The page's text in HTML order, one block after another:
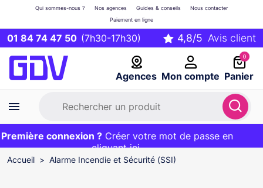
01 84 74 47 50 (7h30-17h30)
Agences Mon compte
Qui sommes-nous ? Nos agences Guides & conseils
Nous contacter
Paiement en ligne
0
Panier
Première commande ?20€ OFFERT sur votre panier
et livraison 24/48h gratuite avec le codeBIENVENUE
connexion ?Créer votre mot de passe en
cliquant ici
EXCLU WEB :
Accueil Alarme Incendie et Sécurité (SSI)